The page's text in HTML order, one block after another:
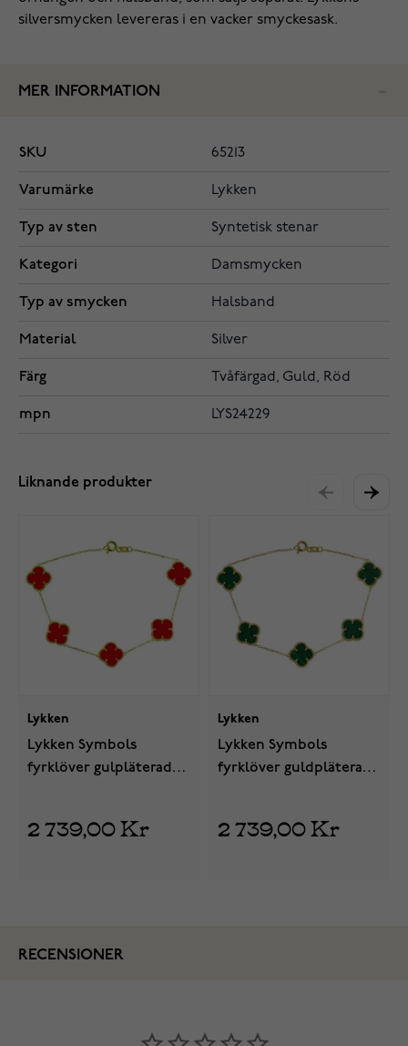
silversmycken levereras i en vacker smyckesask.
MER INFORMATION
SKU 65213
Varumärke Lykken
Typ av sten Syntetisk stenar
Kategori Damsmycken
Typ av smycken Halsband
Material Silver
Färg Tvåfärgad, Guld, Röd
mpn LYS24229
Liknande produkter
Lykken
Lykken Symbols
fyrklöver gulpläterad
2 739,00 Kr
Lykken
Lykken Symbols
fyrklöver guldpläterade
2 739,00 Kr
RECENSIONER